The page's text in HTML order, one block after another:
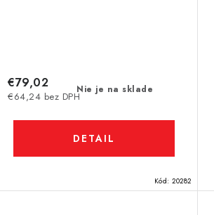
Nie je na sklade
€64,24 bez DPH
€79,02
DETAIL
Kód: 20282